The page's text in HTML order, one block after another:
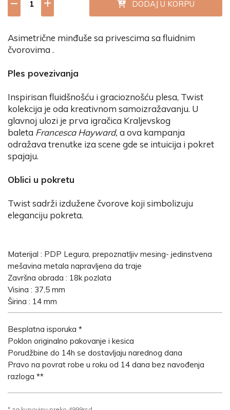
DODAJ U KORPU
Asimetrične minđuše sa privescima sa fluidnim
čvorovima .
Ples povezivanja
Inspirisan fluidšnošću i gracioznošću plesa, Twist
kolekcija je oda kreativnom samoizražavanju. U
glavnoj ulozi je prva igračica Kraljevskog
baleta Francesca Hayward,a ova kampanja
odražava trenutke iza scene gde se intuicija i pokret
spajaju.
Oblici u pokretu
Twist sadrži izdužene čvorove koji simbolizuju
eleganciju pokreta.
Materijal : PDP Legura, prepoznatljiv mesing- jedinstvena
mešavina metala napravljena da traje
Završna obrada : 18k pozlata
Visina : 37,5 mm
Širina : 14 mm
Besplatna isporuka *
Poklon originalno pakovanje i kesica
Porudžbine do 14h se dostavljaju narednog dana
Pravo na povrat robe u roku od 14 dana bez navođenja
razloga **